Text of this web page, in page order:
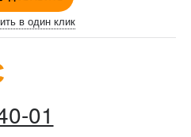
в один клик
01